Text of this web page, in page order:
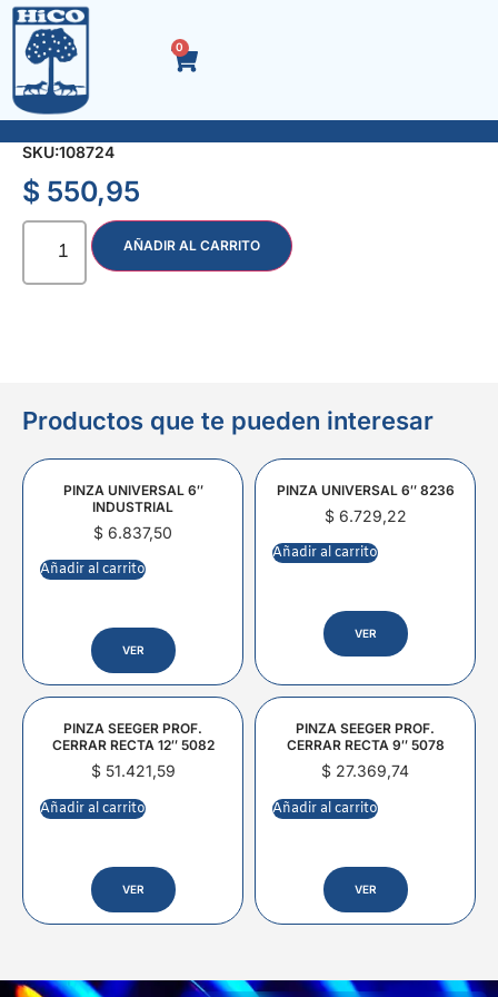
0
RUEDA POLIPROP. BLANCA 30 mm. B/GIRATORIA
SKU:108724
$ 550,95
AÑADIR AL CARRITO
Productos que te pueden interesar
PINZA UNIVERSAL 6″
INDUSTRIAL
$ 6.837,50
Añadir al carrito
VER
PINZA UNIVERSAL 6″ 8236
$6.729,22
Añadir al carrito
VER
PINZA SEEGER PROF.
CERRAR RECTA 12″ 5082
$51.421,59
Añadir al carrito
VER
PINZA SEEGER PROF.
CERRAR RECTA 9″ 5078
$ 27.369,74
Añadir al carrito
VER